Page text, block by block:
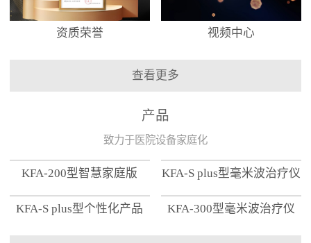
资质荣誉 视频中心
查看更多
产品
致力于医院设备家庭化
KFA-200型智慧家庭版 KFA-S plus型毫米波治疗仪
KFA-S plus型个性化产品
KFA-300型毫米波治疗仪